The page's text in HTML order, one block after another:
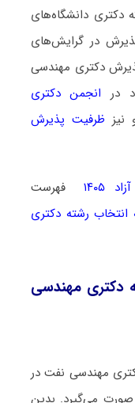
دکتری دانشگاه‌های
در گرایش‌های
دکتری مهندسی
در انجمن دکتری
ظرفیت پذیرش
فهرست
انتخاب رشته دکتری
دکتری مهندسی
مهندسی نفت در